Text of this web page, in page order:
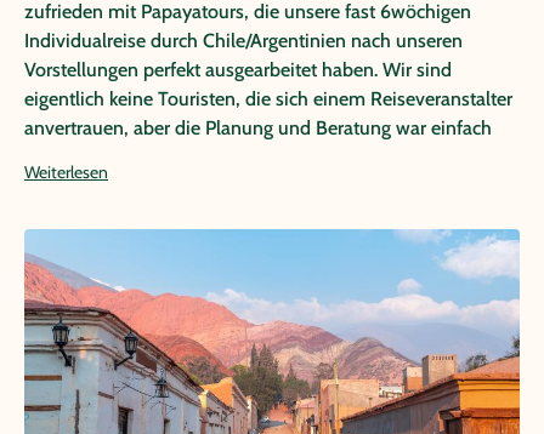
zufrieden mit Papayatours, die unsere fast 6wöchigen
Individualreise durch Chile/Argentinien nach unseren
Vorstellungen perfekt ausgearbeitet haben. Wir sind
eigentlich keine Touristen, die sich einem Reiseveranstalter
anvertrauen, aber die Planung und Beratung war einfach
gelegen waren und unsere Erwartungen mehr als
Transfers vom/zum Flughafen zu kommen und durch die
Großstädte Santiago und Buenos Aires nach unseren
individuellen Vorstellungen geführt zu werden, war sehr
informativ und interessant. Es gab so viele Highlights, dass
hier kein Platz ist, alles aufzuführen, aber ganz besonders
in Erinnerung bleibt uns die Expeditionsfahrt durch die
subarktischen Fjorde mit Australis, sowie die vielen
Weiterlesen